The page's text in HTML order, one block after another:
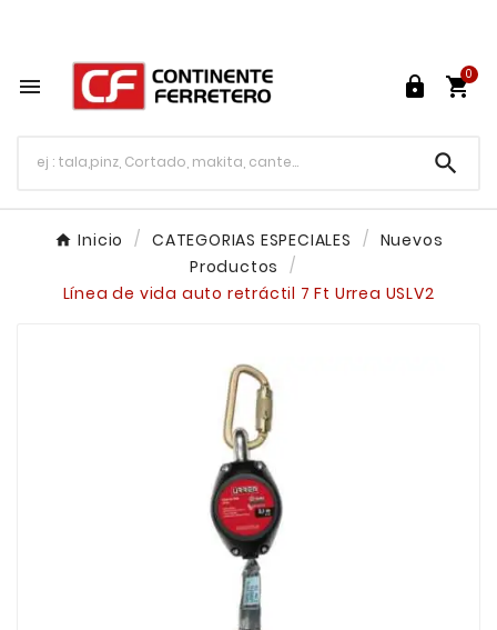
  
0

Inicio CATEGORIAS ESPECIALES
Nuevos
Productos
Línea de vida auto retráctil 7 Ft Urrea USLV2